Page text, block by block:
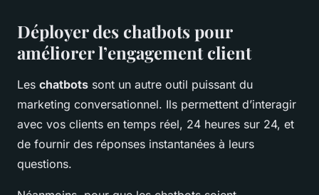
Déployer des chatbots pour
améliorer l’engagement client
Les chatbots sont un autre outil puissant du
marketing conversationnel. Ils permettent d’interagir
avec vos clients en temps réel, 24 heures sur 24, et
de fournir des réponses instantanées à leurs
questions.